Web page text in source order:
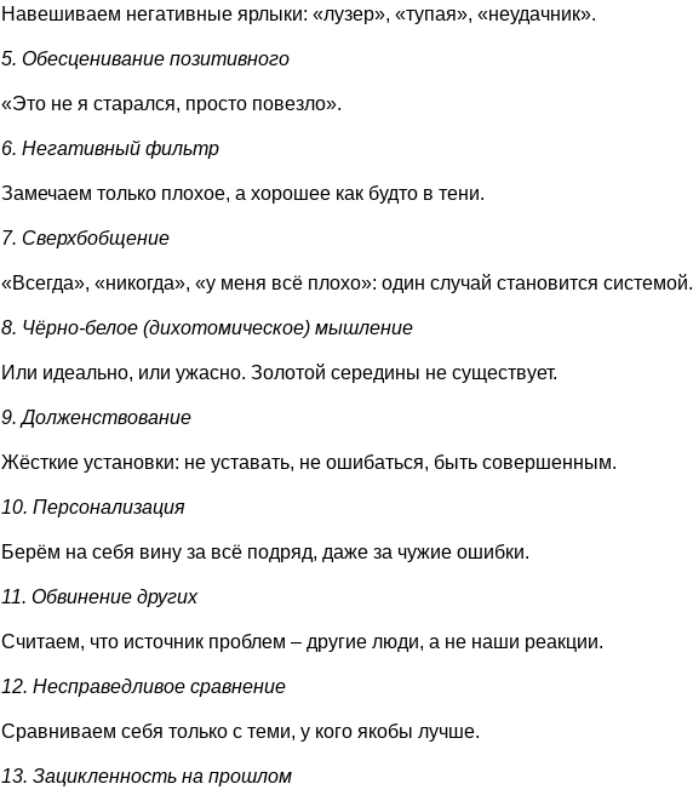
Навешиваем негативные ярлыки: «лузер», «тупая», «неудачник».
5. Обесценивание позитивного
«Это не я старался, просто повезло».
6. Негативный фильтр
Замечаем только плохое, а хорошее как будто в тени.
7. Сверхбобщение
«Всегда», «никогда», «у меня всё плохо»: один случай становится системой.
8. Чёрно-белое (дихотомическое) мышление
Или идеально, или ужасно. Золотой середины не существует.
9. Долженствование
Жёсткие установки: не уставать, не ошибаться, быть совершенным.
10. Персонализация
Берём на себя вину за всё подряд, даже за чужие ошибки.
11. Обвинение других
Считаем, что источник проблем – другие люди, а не наши реакции.
12. Несправедливое сравнение
Сравниваем себя только с теми, у кого якобы лучше.
13. Зацикленность на прошлом